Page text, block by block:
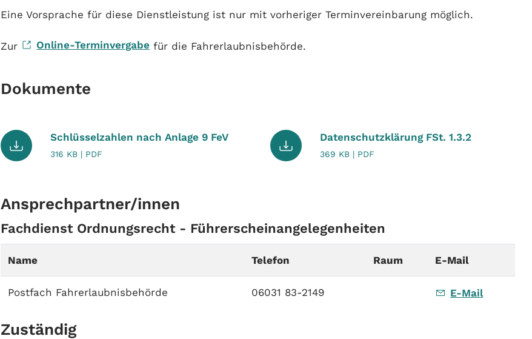
Eine Vorsprache für diese Dienstleistung ist nur mit vorheriger Terminvereinbarung möglich.
Zur Online-Terminvergabefür die Fahrerlaubnisbehörde.
Dokumente
Schlüsselzahlen nach Anlage 9 FeV
316 KB | PDF
Datenschutzklärung FSt. 1.3.2
369 KB | PDF
Ansprechpartner/innen
Fachdienst Ordnungsrecht - Führerscheinangelegenheiten
Name Telefon Raum E-Mail
Postfach Fahrerlaubnisbehörde 06031 83-2149 E-Mail
Zuständig